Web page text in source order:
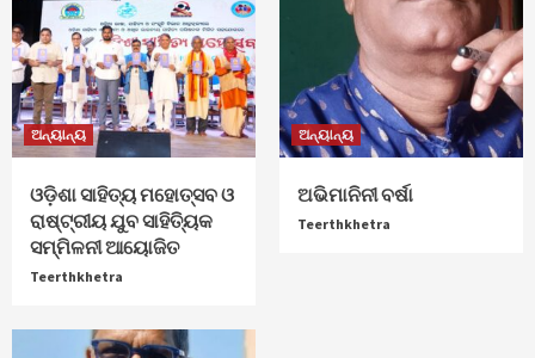
ଅନ୍ୟାନ୍ୟ
ଓଡ଼ିଶା ସାହିତ୍ୟ ମହୋତ୍ସବ ଓ
ରାଷ୍ଟ୍ରୀୟ ଯୁବ ସାହିତ୍ୟିକ
ସମ୍ମିଳନୀ ଆୟୋଜିତ
Teerthkhetra
ଅନ୍ୟାନ୍ୟ
ଅଭିମାନିନୀ ବର୍ଷା
Teerthkhetra